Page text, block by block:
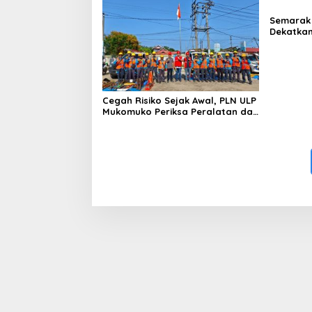
Berinisial
Diminta
Aktivitas
Cegah Risiko Sejak Awal, PLN ULP
Mukomuko Periksa Peralatan dan
Semarak